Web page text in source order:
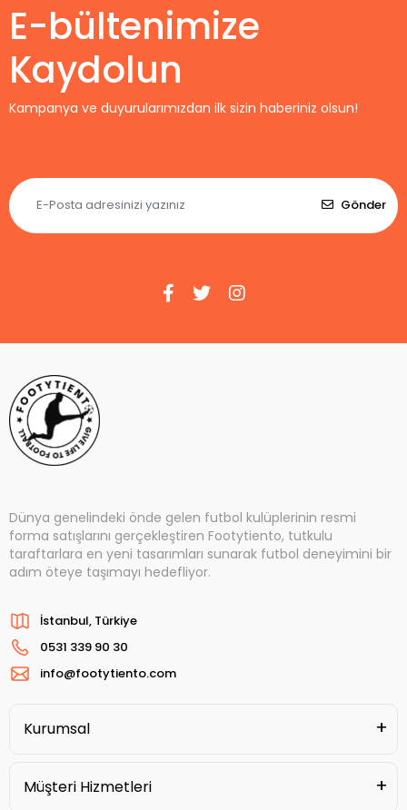
E-bültenimize
Kaydolun
Kampanya ve duyurularımızdan ilk sizin haberiniz olsun!
Gönder
Dünya genelindeki önde gelen futbol kulüplerinin resmi
forma satışlarını gerçekleştiren Footytiento, tutkulu
taraftarlara en yeni tasarımları sunarak futbol deneyimini bir
adım öteye taşımayı hedefliyor.
İstanbul, Türkiye
0531 339 90 30
info@footytiento.com
Kurumsal
Müşteri Hizmetleri